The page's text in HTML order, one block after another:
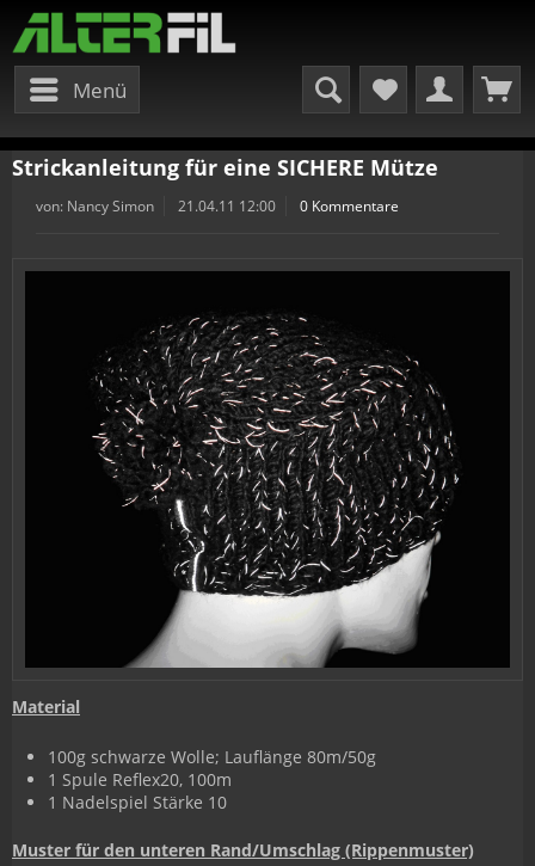
Menü
Strickanleitung für eine SICHERE Mütze
von: Nancy Simon 21.04.11 12:00 0 Kommentare
Material
100g schwarze Wolle; Lauflänge 80m/50g
1 Spule Reflex20, 100m
1 Nadelspiel Stärke 10
Muster für den unteren Rand/Umschlag (Rippenmuster)